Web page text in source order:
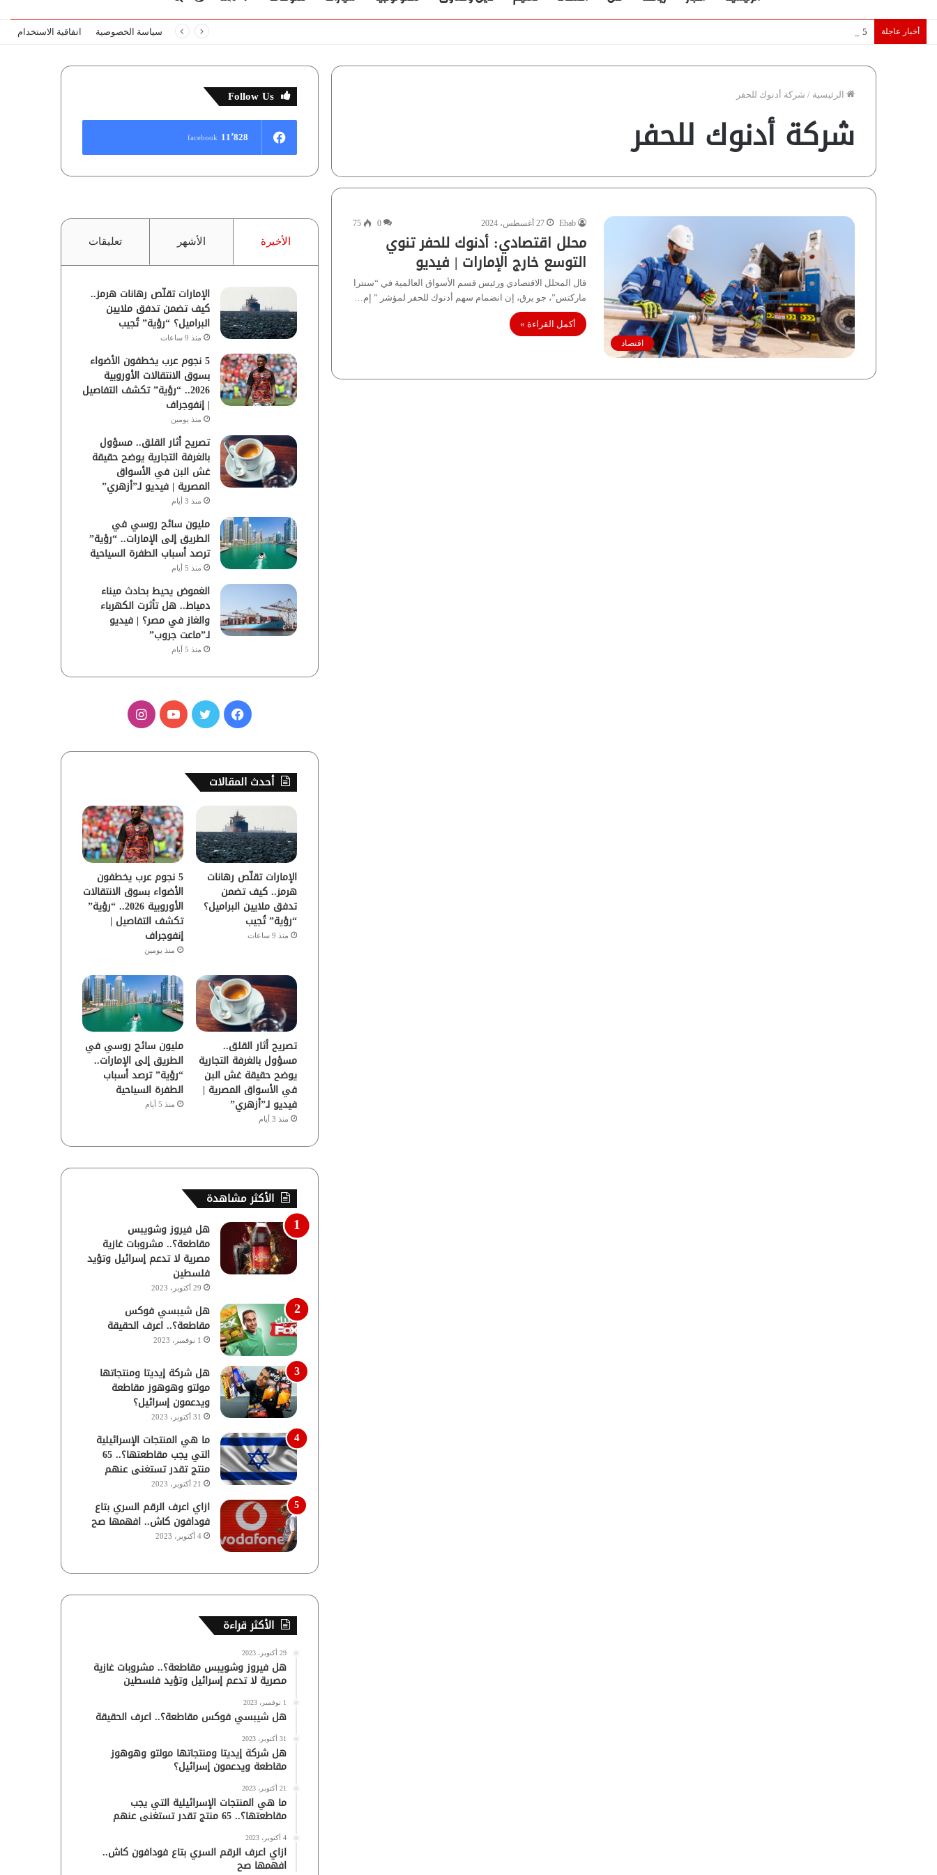
عنالمظلم
أخبار عاجلة 5 نجوم عرب يخطفون الأضواء بسوق الانتقالات الأوروبية 2026.. “رؤية” تكشف التفاصيل | إنفوجراف سياسة الخصوصية اتفاقية الاستخدام
الرئيسية / شركة أدنوك للحفر
شركة أدنوك للحفر
اقتصاد
Ehab 27 أغسطس، 2024 0
75
محلل اقتصادي: أدنوك للحفر تنوي
التوسع خارج الإمارات | فيديو
قال المحلل الاقتصادي ورئيس قسم الأسواق العالمية في “سنترا
ماركتس”، جو يرق، إن انضمام سهم أدنوك للحفر لمؤشر ” إم…
أكمل القراءة »
Follow Us
11٬828 facebook
الأخيرة الأشهر تعليقات
الإمارات تقلّص رهانات هرمز..
كيف تضمن تدفق ملايين
البراميل؟ “رؤية” تُجيب
منذ 9 ساعات
5 نجوم عرب يخطفون الأضواء
بسوق الانتقالات الأوروبية
2026.. “رؤية” تكشف التفاصيل
| إنفوجراف
منذ يومين
تصريح أثار القلق.. مسؤول
بالغرفة التجارية يوضح حقيقة
غش البن في الأسواق
المصرية | فيديو لـ”أزهري”
منذ 3 أيام
مليون سائح روسي في
الطريق إلى الإمارات.. “رؤية”
ترصد أسباب الطفرة السياحية
منذ 5 أيام
الغموض يحيط بحادث ميناء
دمياط.. هل تأثرت الكهرباء
والغاز في مصر؟ | فيديو
لـ”ماعت جروب”
منذ 5 أيام
ف
س
و
ك
ي
و
ب
ا
ق
ر
ا
م
أحدث المقالات
الإمارات تقلّص رهانات
هرمز.. كيف تضمن
تدفق ملايين البراميل؟
“رؤية” تُجيب
منذ 9 ساعات
5 نجوم عرب يخطفون
الأضواء بسوق الانتقالات
الأوروبية 2026.. “رؤية”
تكشف التفاصيل |
إنفوجراف
منذ يومين
تصريح أثار القلق..
مسؤول بالغرفة التجارية
يوضح حقيقة غش البن
في الأسواق المصرية |
فيديو لـ”أزهري”
منذ 3 أيام
مليون سائح روسي في
الطريق إلى الإمارات..
“رؤية” ترصد أسباب
الطفرة السياحية
منذ 5 أيام
الأكثر مشاهدة
هل فيروز وشويبس
مقاطعة؟.. مشروبات غازية
مصرية لا تدعم إسرائيل وتؤيد
فلسطين
29 أكتوبر، 2023
هل شيبسي فوكس
مقاطعة؟.. اعرف الحقيقة
1 نوفمبر، 2023
هل شركة إيديتا ومنتجاتها
مولتو وهوهوز مقاطعة
ويدعمون إسرائيل؟
31 أكتوبر، 2023
ما هي المنتجات الإسرائيلية
التي يجب مقاطعتها؟.. 65
منتج تقدر تستغنى عنهم
21 أكتوبر، 2023
ازاي اعرف الرقم السري بتاع
فودافون كاش.. افهمها صح
4 أكتوبر، 2023
الأكثر قراءة
29 أكتوبر، 2023
هل فيروز وشويبس مقاطعة؟.. مشروبات غازية
مصرية لا تدعم إسرائيل وتؤيد فلسطين
1 نوفمبر، 2023
هل شيبسي فوكس مقاطعة؟.. اعرف الحقيقة
31 أكتوبر، 2023
هل شركة إيديتا ومنتجاتها مولتو وهوهوز
مقاطعة ويدعمون إسرائيل؟
21 أكتوبر، 2023
ما هي المنتجات الإسرائيلية التي يجب
مقاطعتها؟.. 65 منتج تقدر تستغنى عنهم
4 أكتوبر، 2023
ازاي اعرف الرقم السري بتاع فودافون كاش..
افهمها صح